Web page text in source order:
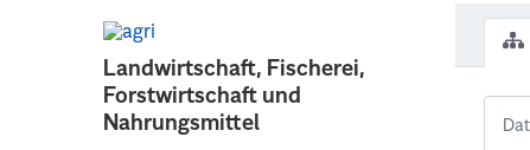
Landwirtschaft, Fischerei,
Forstwirtschaft und
Nahrungsmittel